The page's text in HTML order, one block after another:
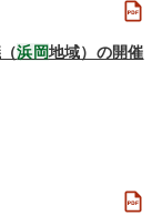
浜岡地域）の開催